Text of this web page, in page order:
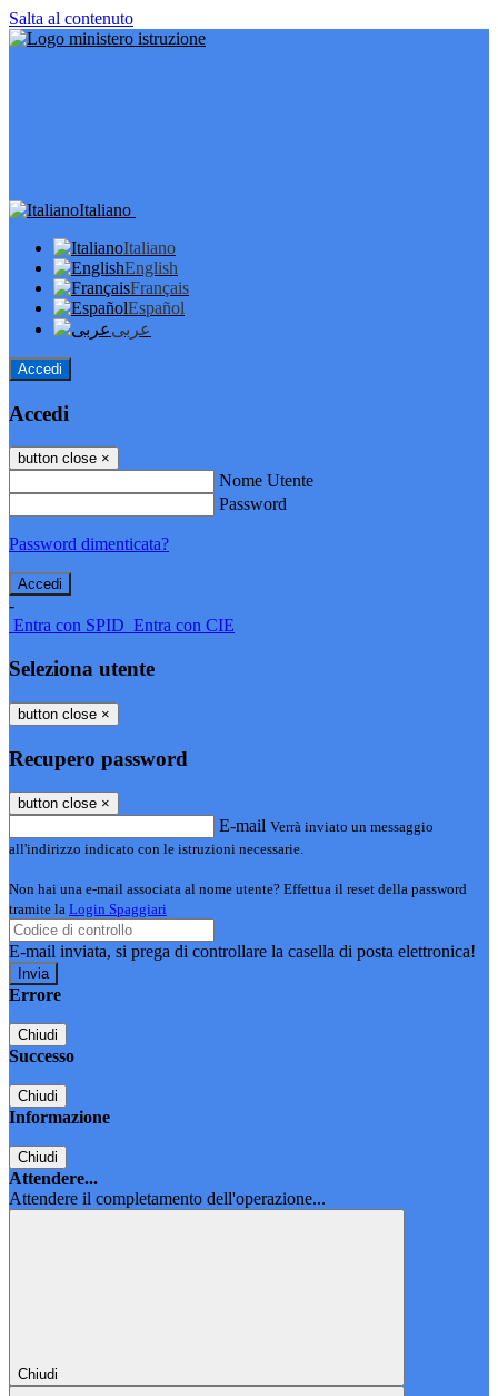
Salta al contenuto
Italiano
Italiano
English
Français
Español
عربى
Accedi
Accedi
button close ×
Nome Utente
Password
Password dimenticata?
-
Entra con SPID Entra con CIE
Seleziona utente
button close ×
Recupero password
button close ×
E-mail Verrà inviato un messaggio
all'indirizzo indicato con le istruzioni necessarie.
Non hai una e-mail associata al nome utente? Effettua il reset della password
tramite la Login Spaggiari
E-mail inviata, si prega di controllare la casella di posta elettronica!
Errore
Chiudi
Successo
Chiudi
Informazione
Chiudi
Attendere...
Attendere il completamento dell'operazione...
Chiudi